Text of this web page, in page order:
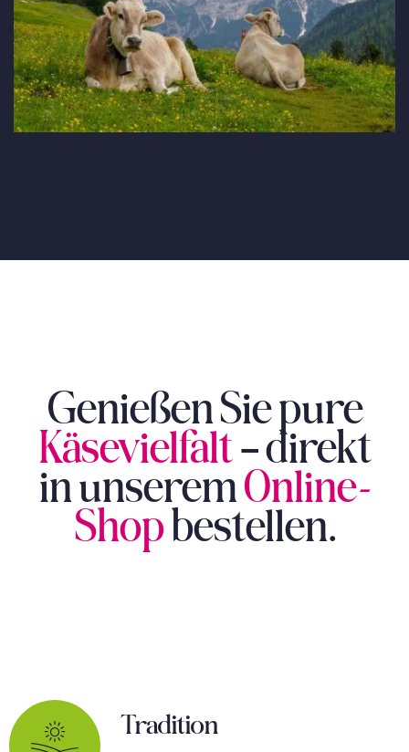
Genießen Sie pure
Käsevielfalt– direkt
in unseremOnline-
Shopbestellen.
Tradition